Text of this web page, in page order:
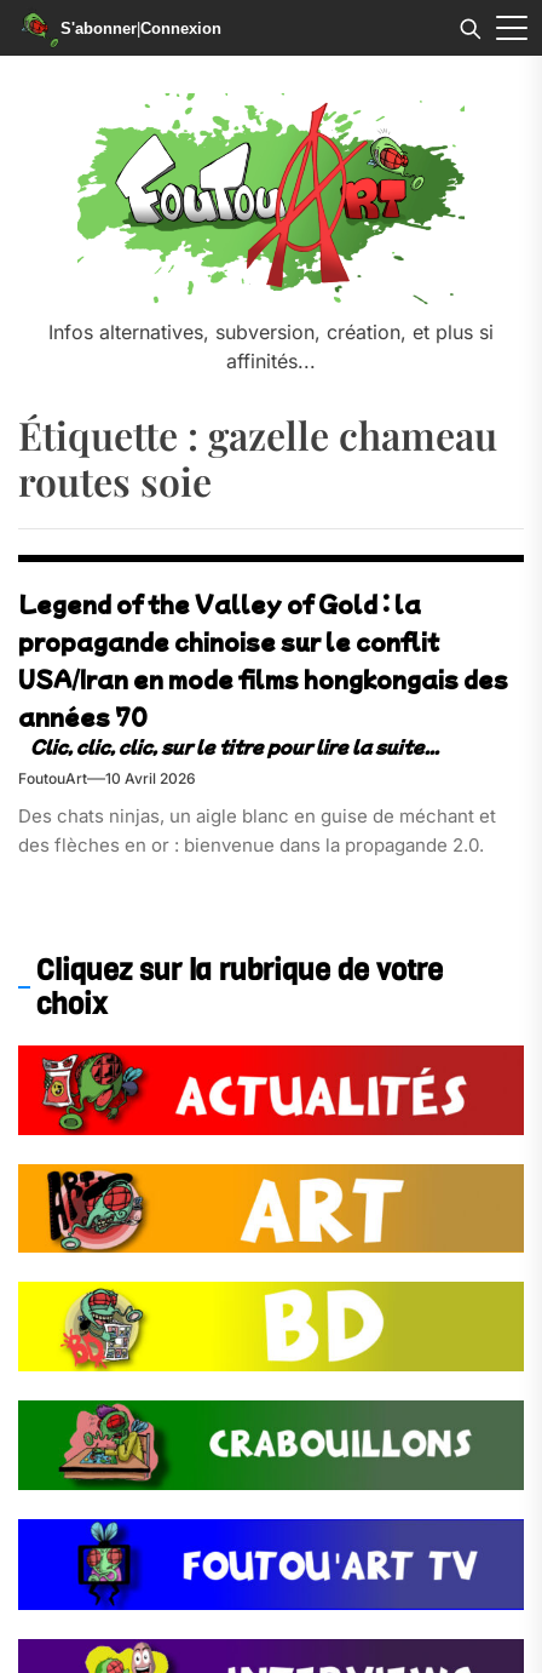
S'abonner|Connexion
Infos alternatives, subversion, création, et plus si
affinités...
Étiquette : gazelle chameau
routes soie
Legend of the Valley of Gold : la
propagande chinoise sur le conflit
USA/Iran en mode films hongkongais des
années 70
FoutouArt 10 Avril 2026
Des chats ninjas, un aigle blanc en guise de méchant et
des flèches en or : bienvenue dans la propagande 2.0.
Cliquez sur la rubrique de votre
choix